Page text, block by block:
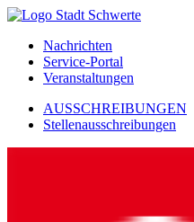
Nachrichten
Service-Portal
Veranstaltungen
AUSSCHREIBUNGEN
Stellenausschreibungen